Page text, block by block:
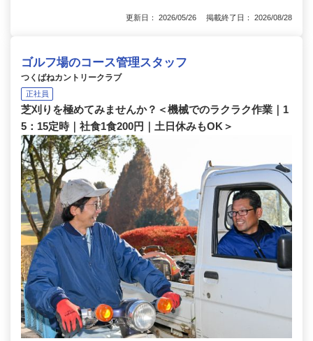
更新日： 2026/05/26 掲載終了日： 2026/08/28
ゴルフ場のコース管理スタッフ
つくばねカントリークラブ
正社員
芝刈りを極めてみませんか？＜機械でのラクラク作業｜1
5：15定時｜社食1食200円｜土日休みもOK＞